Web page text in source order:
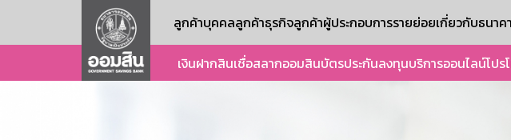
ลูกค้าบุคคลลูกค้าธุรกิจลูกค้าผู้ประกอบการรายย่อยเกี่ยวกับธนาค
เงินฝากสินเชื่อสลากออมสินบัตรประกันลงทุนบริการออนไลน์โปร